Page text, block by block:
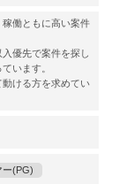
働ともに高い案件
優先で案件を探し
います。
ける方を求めてい
ー(PG)